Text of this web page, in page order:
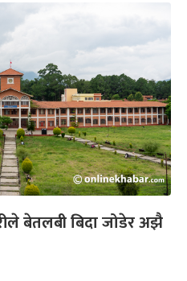
बेतलबी बिदा जोडेर अझै